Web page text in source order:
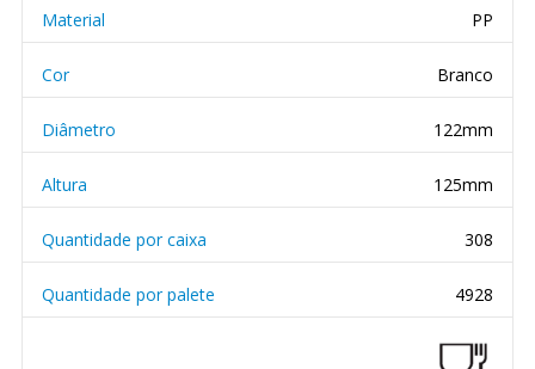
Material PP
Cor Branco
Diâmetro 122mm
Altura 125mm
Quantidade por caixa 308
Quantidade por palete 4928